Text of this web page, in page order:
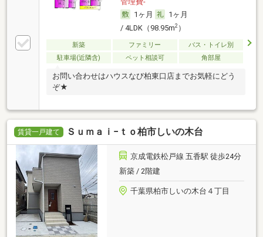
1ヶ月
1ヶ月
/ 4LDK（98.95m2）
新築 ファミリー
バス・トイレ別
駐車場(近隣含)
ペット相談可 角部屋
お問い合わせはハウスなび柏東口店までお気軽にどう
ぞ★
賃貸一戸建て Ｓｕｍａｉ−ｔｏ柏市しいの木台
京成電鉄松戸線 五香駅 徒歩24分
新築 / 2階建
千葉県柏市しいの木台４丁目